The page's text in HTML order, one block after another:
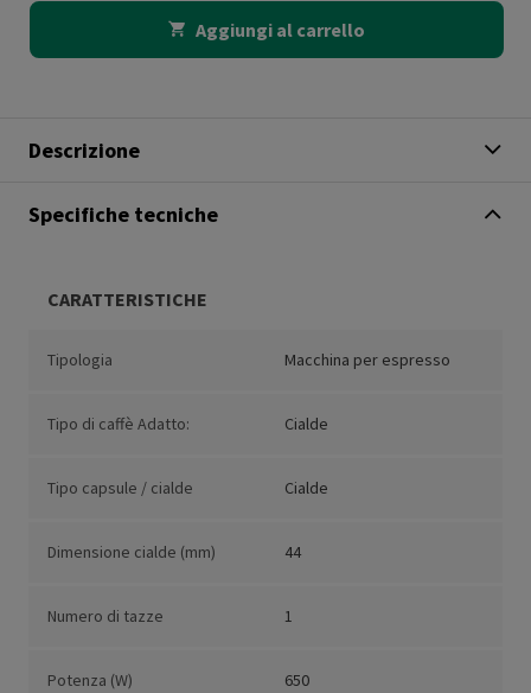
Aggiungi al carrello
Descrizione
Specifiche tecniche
CARATTERISTICHE
Tipologia Macchina per espresso
Tipo di caffè Adatto: Cialde
Tipo capsule / cialde Cialde
Dimensione cialde (mm) 44
Numero di tazze 1
Potenza (W) 650